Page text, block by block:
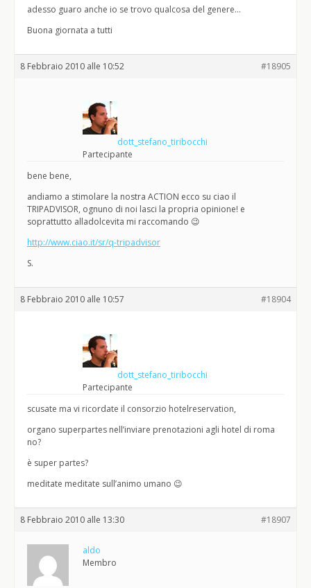
adesso guaro anche io se trovo qualcosa del genere…
Buona giornata a tutti
8 Febbraio 2010 alle 10:52 #18905
dott_stefano_tiribocchi
Partecipante
bene bene,
andiamo a stimolare la nostra ACTION ecco su ciao il
TRIPADVISOR, ognuno di noi lasci la propria opinione! e
soprattutto alladolcevita mi raccomando 😉
http://www.ciao.it/sr/q-tripadvisor
S.
8 Febbraio 2010 alle 10:57 #18904
dott_stefano_tiribocchi
Partecipante
scusate ma vi ricordate il consorzio hotelreservation,
organo superpartes nell’inviare prenotazioni agli hotel di roma
no?
è super partes?
meditate meditate sull’animo umano 😉
8 Febbraio 2010 alle 13:30 #18907
aldo
Membro